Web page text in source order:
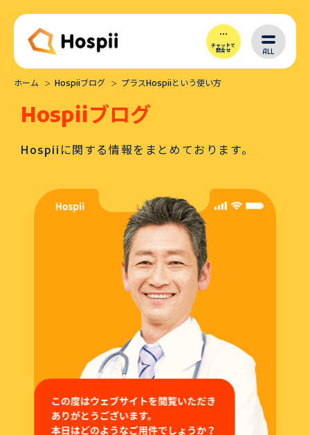
チャットで
問合せ ALL
Hospiiとは
シナリオ作成
導入メリット
Hospiiブログ
ホーム Hospiiブログ プラスHospiiという使い方
Hospiiブログ
Hospiiに関する情報をまとめております。